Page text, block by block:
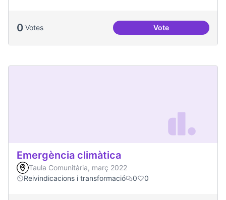
0 Votes VoteMés processos
Emergència climàtica
Taula Comunitària, març 2022
Reivindicacions i transformació
0 0